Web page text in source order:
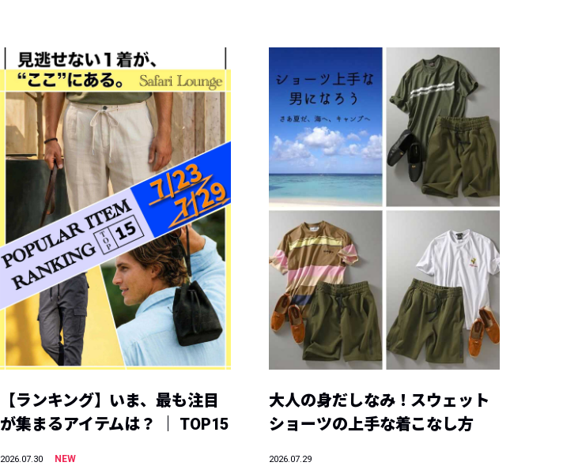
【ランキング】いま、最も注目
が集まるアイテムは？ ｜ TOP15
2026.07.30
NEW
大人の身だしなみ！スウェット
ショーツの上手な着こなし方
2026.07.29